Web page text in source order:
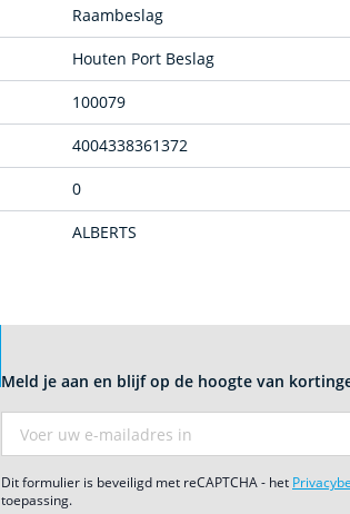
Raambeslag
Houten Port Beslag
100079
4004338361372
0
ALBERTS
Meld je aan en blijf op de hoogte van
Dit formulier is beveiligd met reCAPTCHA - het
toepassing.